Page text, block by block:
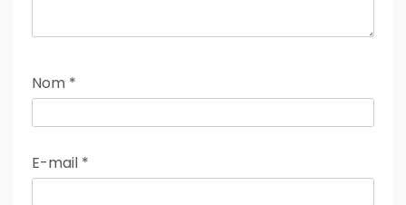
Nom *
E-mail *